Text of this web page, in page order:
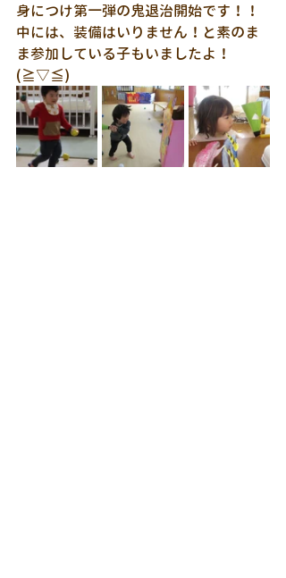
身につけ第一弾の鬼退治開始です！！
中には、装備はいりません！と素のま
ま参加している子もいましたよ！
(≧▽≦)